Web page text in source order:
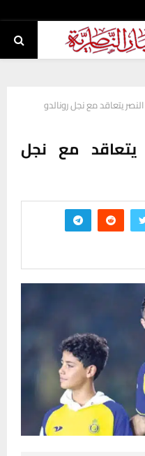
يتعاقد مع نجل رونالدو
يتعاقد مع نجل